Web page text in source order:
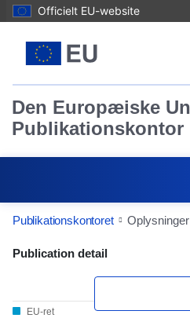
Officielt EU-website
Den Europæiske
Publikationskontor
Publikationskontoret
Publication Detail
Publication detail
EU-ret